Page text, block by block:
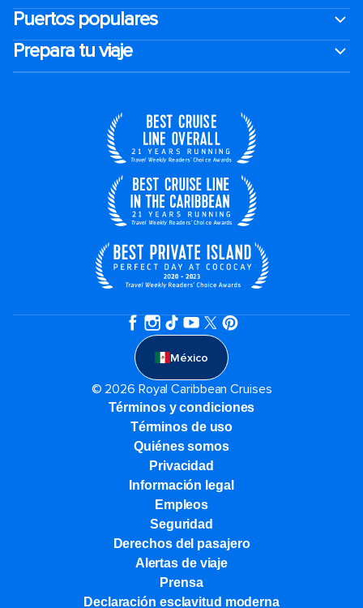
Puertos populares
Prepara tu viaje
México
© 2026 Royal Caribbean Cruises
Términos y condiciones
Términos de uso
Quiénes somos
Privacidad
Información legal
Empleos
Seguridad
Derechos del pasajero
Alertas de viaje
Prensa
Declaración esclavitud moderna